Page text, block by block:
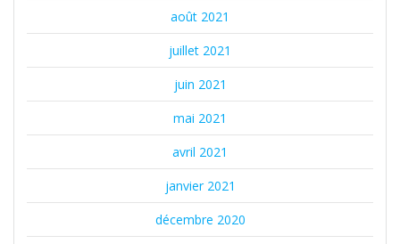
août 2021
juillet 2021
juin 2021
mai 2021
avril 2021
janvier 2021
décembre 2020